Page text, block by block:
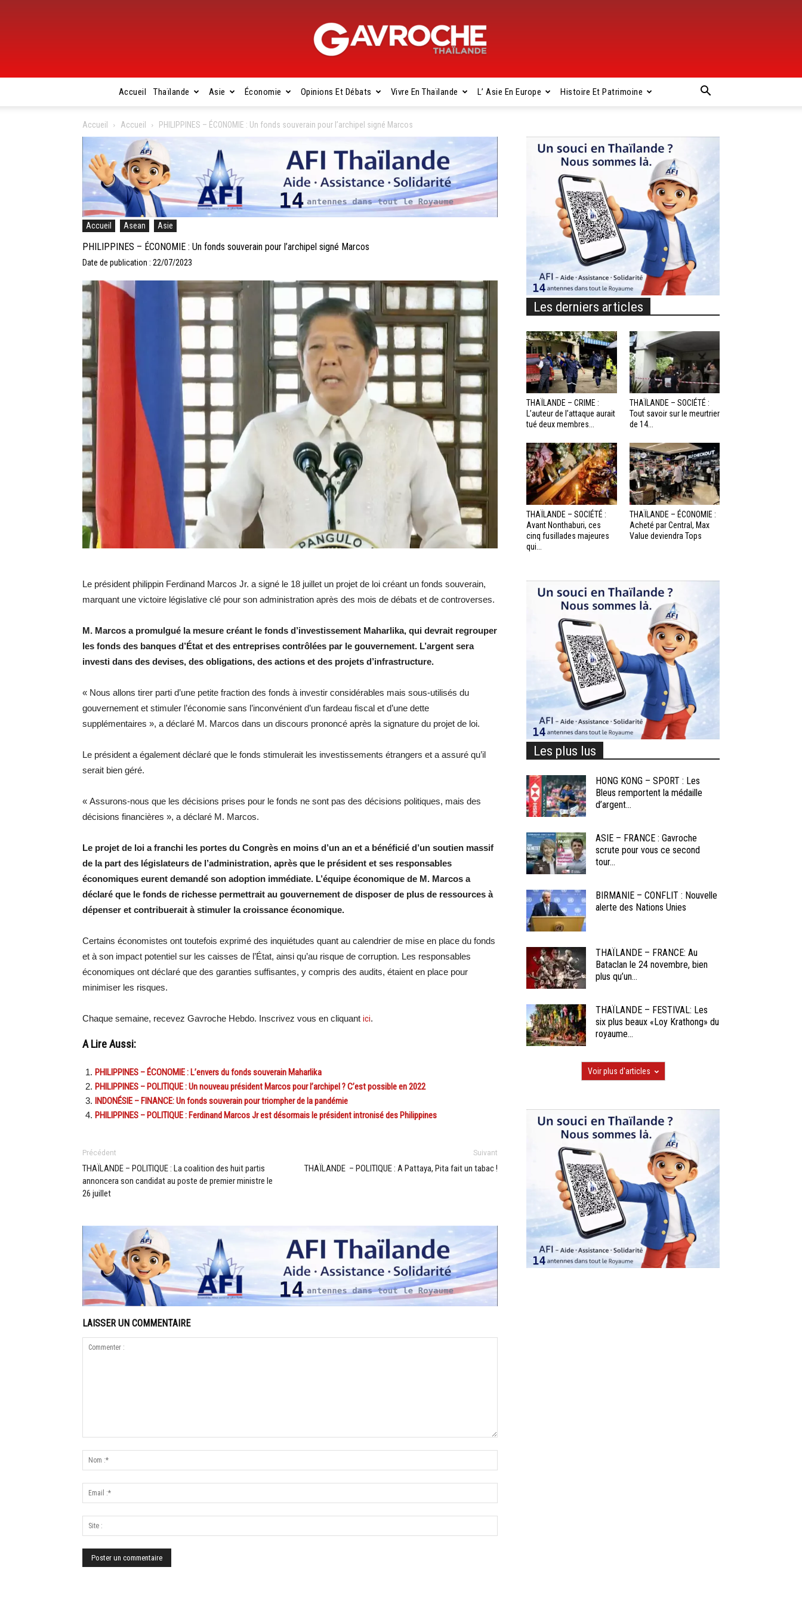
Gavroche
Thaïlande
Accueil Thaïlande Asie Économie Opinions Et Débats Vivre En Thaïlande L’ Asie En Europe Histoire Et Patrimoine
Accueil Accueil PHILIPPINES – ÉCONOMIE : Un fonds souverain pour l’archipel signé Marcos
Accueil Asean Asie
PHILIPPINES – ÉCONOMIE : Un fonds souverain pour l’archipel signé Marcos
Date de publication : 22/07/2023
Le président philippin Ferdinand Marcos Jr. a signé le 18 juillet un projet de loi créant un fonds souverain,
marquant une victoire législative clé pour son administration après des mois de débats et de controverses.
M. Marcos a promulgué la mesure créant le fonds d’investissement Maharlika, qui devrait regrouper
les fonds des banques d’État et des entreprises contrôlées par le gouvernement. L’argent sera
investi dans des devises, des obligations, des actions et des projets d’infrastructure.
« Nous allons tirer parti d’une petite fraction des fonds à investir considérables mais sous-utilisés du
gouvernement et stimuler l’économie sans l’inconvénient d’un fardeau fiscal et d’une dette
supplémentaires », a déclaré M. Marcos dans un discours prononcé après la signature du projet de loi.
Le président a également déclaré que le fonds stimulerait les investissements étrangers et a assuré qu’il
serait bien géré.
« Assurons-nous que les décisions prises pour le fonds ne sont pas des décisions politiques, mais des
décisions financières », a déclaré M. Marcos.
Le projet de loi a franchi les portes du Congrès en moins d’un an et a bénéficié d’un soutien massif
de la part des législateurs de l’administration, après que le président et ses responsables
économiques eurent demandé son adoption immédiate. L’équipe économique de M. Marcos a
déclaré que le fonds de richesse permettrait au gouvernement de disposer de plus de ressources à
dépenser et contribuerait à stimuler la croissance économique.
Certains économistes ont toutefois exprimé des inquiétudes quant au calendrier de mise en place du fonds
et à son impact potentiel sur les caisses de l’État, ainsi qu’au risque de corruption. Les responsables
économiques ont déclaré que des garanties suffisantes, y compris des audits, étaient en place pour
minimiser les risques.
Chaque semaine, recevez Gavroche Hebdo. Inscrivez vous en cliquant ici.
A Lire Aussi:
PHILIPPINES – ÉCONOMIE : L’envers du fonds souverain Maharlika
PHILIPPINES – POLITIQUE : Un nouveau président Marcos pour l’archipel ? C’est possible en 2022
INDONÉSIE – FINANCE: Un fonds souverain pour triompher de la pandémie
PHILIPPINES – POLITIQUE : Ferdinand Marcos Jr est désormais le président intronisé des Philippines
Précédent
THAÏLANDE – POLITIQUE : La coalition des huit partis
annoncera son candidat au poste de premier ministre le
26 juillet
Suivant
THAÏLANDE – POLITIQUE : A Pattaya, Pita fait un tabac !
LAISSER UN COMMENTAIRE
Les derniers articles
THAÏLANDE – CRIME :
L’auteur de l’attaque aurait
tué deux membres...
THAÏLANDE – SOCIÉTÉ :
Tout savoir sur le meurtrier
de 14...
THAÏLANDE – SOCIÉTÉ :
Avant Nonthaburi, ces
cinq fusillades majeures
qui...
THAÏLANDE – ÉCONOMIE :
Acheté par Central, Max
Value deviendra Tops
Les plus lus
HONG KONG – SPORT : Les
Bleus remportent la médaille
d’argent...
ASIE – FRANCE : Gavroche
scrute pour vous ce second
tour...
BIRMANIE – CONFLIT : Nouvelle
alerte des Nations Unies
THAÏLANDE – FRANCE: Au
Bataclan le 24 novembre, bien
plus qu’un...
THAÏLANDE – FESTIVAL: Les
six plus beaux «Loy Krathong» du
royaume...
Voir plus d'articles